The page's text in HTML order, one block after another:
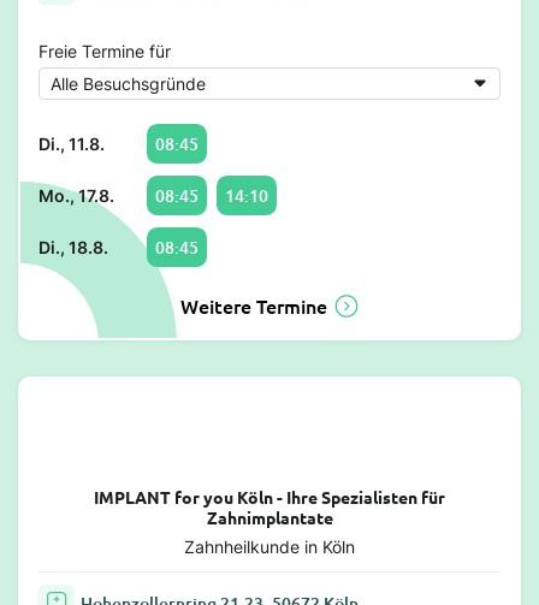
Freie Termine für
Di., 11.8. 08:45
Mo., 17.8. 08:45 14:10
Di., 18.8. 08:45
Weitere Termine
IMPLANT for you Köln - Ihre Spezialisten für
Zahnimplantate
Zahnheilkunde in Köln